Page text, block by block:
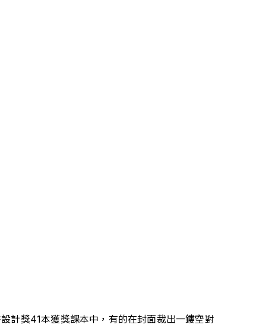
計獎41本獲獎課本中，有的在封面裁出一鏤空對